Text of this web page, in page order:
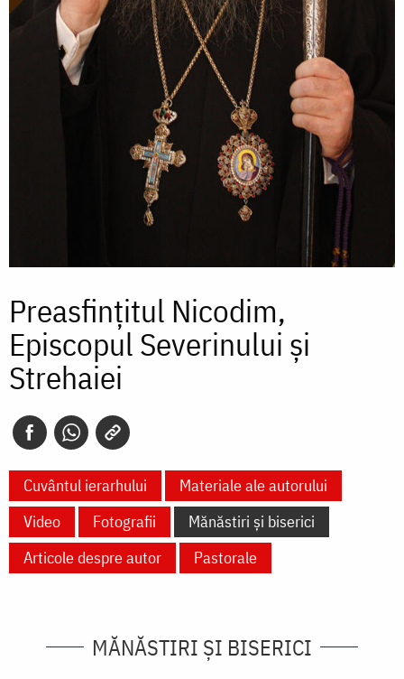
Preasfințitul Nicodim,
Episcopul Severinului şi
Strehaiei
Cuvântul ierarhului
Materiale ale autorului
Video
Fotografii
Mănăstiri și biserici
Articole despre autor
Pastorale
MĂNĂSTIRI ȘI BISERICI